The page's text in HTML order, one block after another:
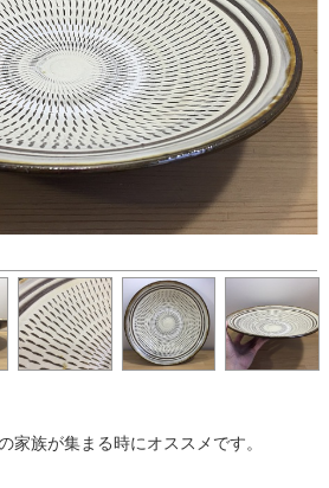
家族が集まる時にオススメです。